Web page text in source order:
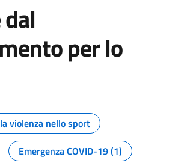
per lo
della pagina
violenza nello sport
Emergenza COVID-19 (1)